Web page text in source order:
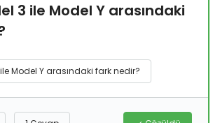
3 ile Model Y arasındaki
Model Y arasındaki fark nedir?